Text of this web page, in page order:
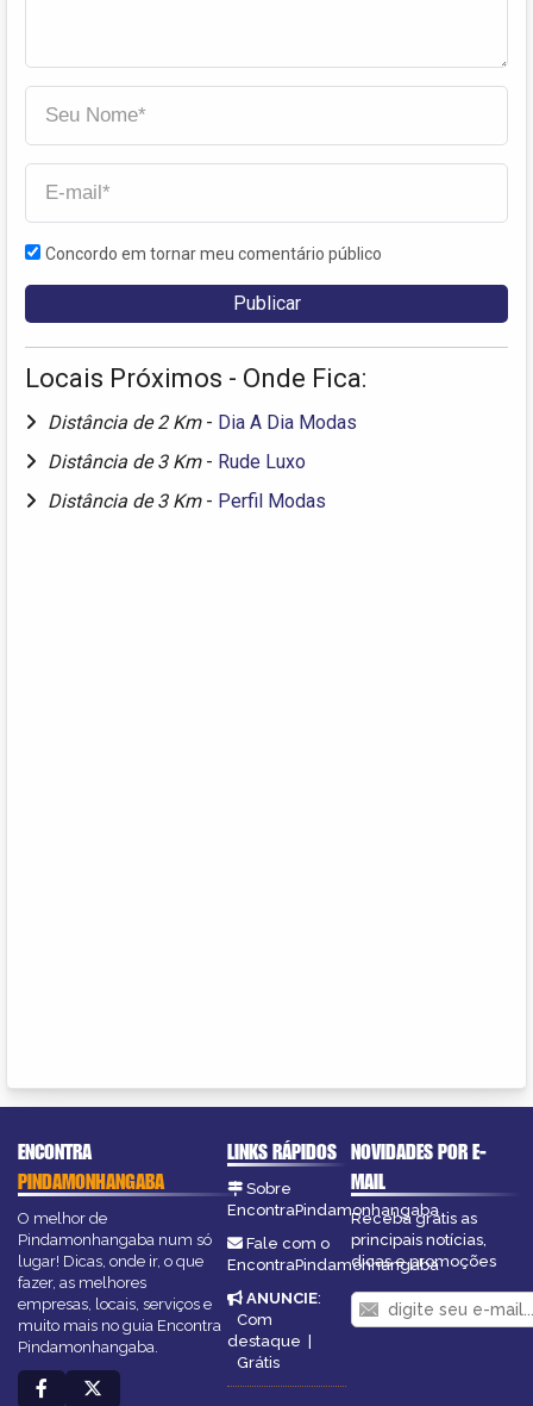
Concordo em tornar meu comentário público
Locais Próximos - Onde Fica:
Distância de 2 Km - Dia A Dia Modas
Distância de 3 Km - Rude Luxo
Distância de 3 Km - Perfil Modas
ENCONTRA
PINDAMONHANGABA
O melhor de
Pindamonhangaba num só
lugar! Dicas, onde ir, o que
fazer, as melhores
empresas, locais, serviços e
muito mais no guia Encontra
Pindamonhangaba.
LINKS RÁPIDOS
Sobre
EncontraPindamonhangaba
Fale com o
EncontraPindamonhangaba
ANUNCIE:
Com
destaque
Grátis
NOVIDADES POR E-
MAIL
Receba grátis as
principais notícias,
dicas e promoções